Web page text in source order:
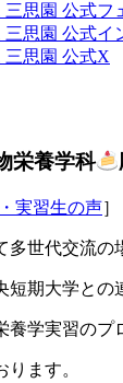
思園 公式フ
思園 公式イ
三思園 公式X
栄養学科
実習生の声］
世代交流の
期大学との
養学実習のプ
ます。